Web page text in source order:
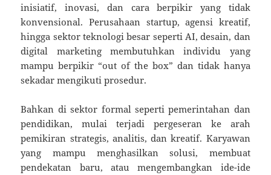
inisiatif, inovasi, dan cara berpikir yang tidak
konvensional. Perusahaan startup, agensi kreatif,
hingga sektor teknologi besar seperti AI, desain, dan
digital marketing membutuhkan individu yang
mampu berpikir “out of the box” dan tidak hanya
sekadar mengikuti prosedur.
Bahkan di sektor formal seperti pemerintahan dan
pendidikan, mulai terjadi pergeseran ke arah
pemikiran strategis, analitis, dan kreatif. Karyawan
yang mampu menghasilkan solusi, membuat
pendekatan baru, atau mengembangkan ide-ide